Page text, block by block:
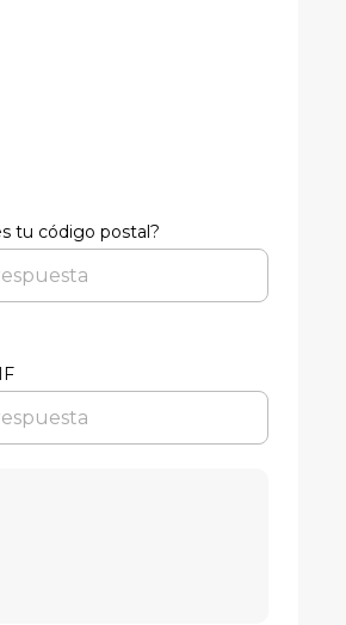
tu código postal?